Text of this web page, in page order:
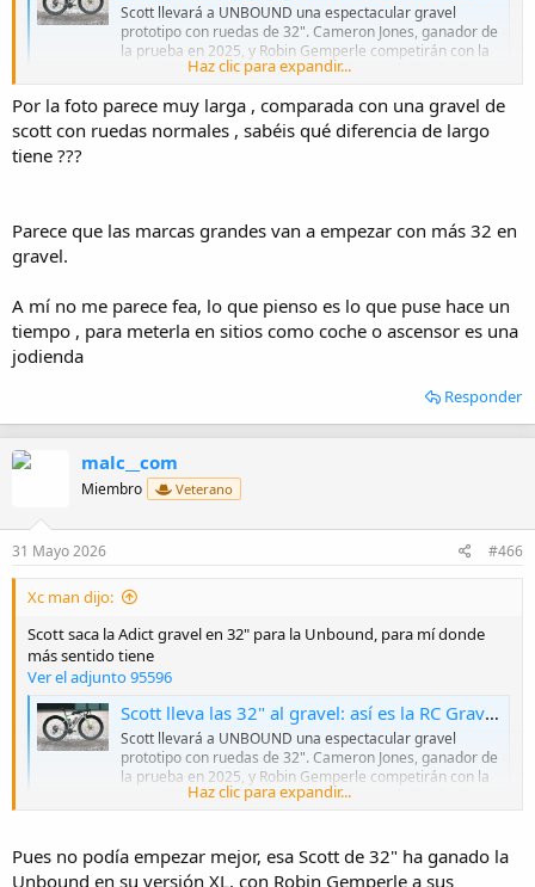
Scott llevará a UNBOUND una espectacular gravel
prototipo con ruedas de 32". Cameron Jones, ganador de
la prueba en 2025, y Robin Gemperle competirán con la
nueva RC Gravel 32, una bicicleta desarrollada desde
medida.
esmtb.com
Haz clic para expandir...
Por la foto parece muy larga , comparada con una gravel de
scott con ruedas normales , sabéis qué diferencia de largo
tiene ???
Parece que las marcas grandes van a empezar con más 32 en
gravel.
A mí no me parece fea, lo que pienso es lo que puse hace un
tiempo , para meterla en sitios como coche o ascensor es una
jodienda
Responder
malc__com
Miembro Veterano
31 Mayo 2026 #466
Xc man dijo:
Scott saca la Adict gravel en 32" para la Unbound, para mí donde
más sentido tiene
Ver el adjunto 95596
Scott lleva las 32" al gravel: así es la RC Gravel 32 que correrá UNBOUND
Scott llevará a UNBOUND una espectacular gravel
prototipo con ruedas de 32". Cameron Jones, ganador de
la prueba en 2025, y Robin Gemperle competirán con la
nueva RC Gravel 32, una bicicleta desarrollada desde
esmtb.com
Haz clic para expandir...
Pues no podía empezar mejor, esa Scott de 32" ha ganado la
Unbound en su versión XL, con Robin Gemperle a sus